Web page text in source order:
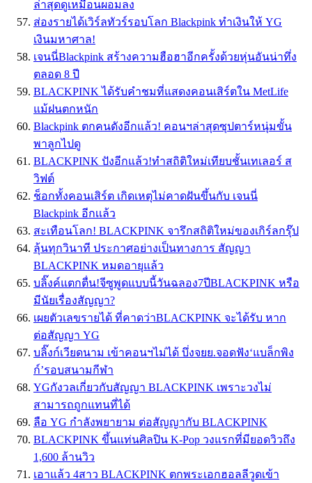
ล่าสุดดูเหมือนผอมลง
ส่องรายได้เวิร์ลทัวร์รอบโลก Blackpink ทำเงินให้ YG
เงินมหาศาล!
เจนนี่Blackpink สร้างความฮือฮาอีกครั้งด้วยหุ่นอันน่าทึ่ง
ตลอด 8 ปี
BLACKPINK ได้รับคำชมที่แสดงคอนเสิร์ตใน MetLife
แม้ฝนตกหนัก
Blackpink ตกคนดังอีกแล้ว! คอนฯล่าสุดซุปตาร์หนุ่มขั้น
พาลูกไปดู
BLACKPINK ปังอีกแล้ว!ทำสถิติใหม่เทียบชั้นเทเลอร์ ส
วิฟต์
ช็อกทั้งคอนเสิร์ต เกิดเหตุไม่คาดฝันขึ้นกับ เจนนี่
Blackpink อีกเเล้ว
สะเทือนโลก! BLACKPINK จารึกสถิติใหม่ของเกิร์ลกรุ๊ป
ลุ้นทุกวินาที ประกาศอย่างเป็นทางการ สัญญา
BLACKPINK หมดอายุแล้ว
บลิ๊งค์แตกตื่น!จีซูพูดแบบนี้วันฉลอง7ปีBLACKPINK หรือ
มีนัยเรื่องสัญญา?
เผยตัวเลขรายได้ ที่คาดว่าBLACKPINK จะได้รับ หาก
ต่อสัญญา YG
บลิ๊งก์เวียดนาม เข้าคอนฯไม่ได้ บึ่งจยย.จอดฟัง‘แบล็กพิง
ก์’รอบสนามกีฬา
YGกังวลเกี่ยวกับสัญญา BLACKPINK เพราะวงไม่
สามารถถูกแทนที่ได้
ลือ YG กำลังพยายาม ต่อสัญญากับ BLACKPINK
BLACKPINK ขึ้นแท่นศิลปิน K-Pop วงแรกที่มียอดวิวถึง
1,600 ล้านวิว
เอาแล้ว 4สาว BLACKPINK ตกพระเอกฮอลลีวูดเข้า